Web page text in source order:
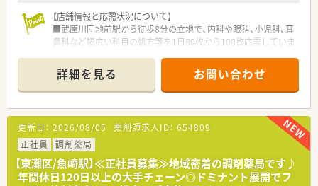
舗を超えた交流会も開催されるなどスタッフ同士の繋がりが強
い職場です。
■調剤ミス防止のため、全員で取り組む1日2回の棚卸作業を習
慣化しており、チーム全体で安全管理に取り組む姿勢が共有され
ています。
【店舗情報と応需状況について】
■武庫川団地前駅から徒歩8分の立地で、内科や眼科、小児科、耳
鼻科など幅広い科目の処方箋を1日80枚から100枚応需していま
■薬剤師は3名から5名の複数名体制を整えており、事務員も数
名在籍しているため、一人ひとりの業務負担が適切に管理されて
います。
■医薬品の採用品目数は1,600品目にのぼり、近隣の多様なクリ
ニックから多種多様な処方箋を受け付けている地域密着型の薬
局です。
【法人特徴について】
■西宮市内にて2店舗を経営している調剤薬局グループであり、
地域になくてはならない存在として密着した運営を続けていま
詳細を見る お問い合わせ
更新日： 2026/08/05 薬剤師求人ID： 654809
正社員
調剤薬局
【東灘区/魚崎駅】≪正社員募集≫地域密着の調剤薬局です♪
年間休日120日以上の大手チェーン◎ドミナント展開でフ